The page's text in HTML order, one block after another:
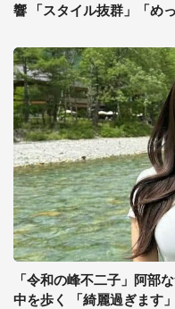
響 「スタイル抜群」「め
「令和の峰不二子」阿部
中を歩く 「綺麗過ぎます